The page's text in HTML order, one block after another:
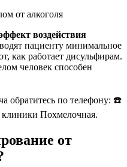
воздействия
пациенту минимальное
как работает дисульфирам.
человек способен
обратитесь по телефону: ☎️
клиники Похмелочная.
от